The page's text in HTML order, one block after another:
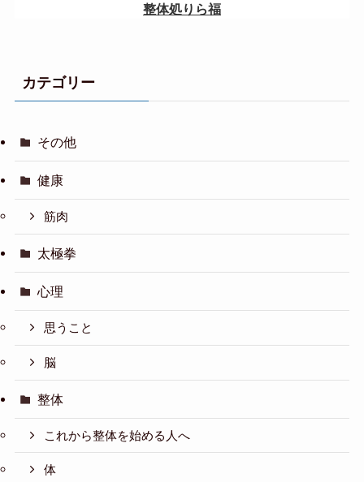
カテゴリー
その他
健康
筋肉
太極拳
心理
思うこと
脳
整体
これから整体を始める人へ
体